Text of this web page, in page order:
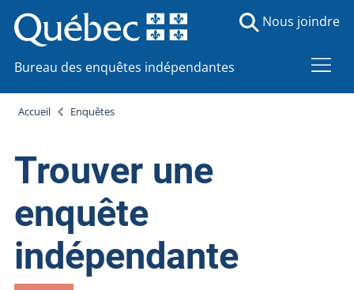
Bureau des enquêtes indépendantes
Nous joindre
Accueil Enquêtes
Trouver une
enquête
indépendante